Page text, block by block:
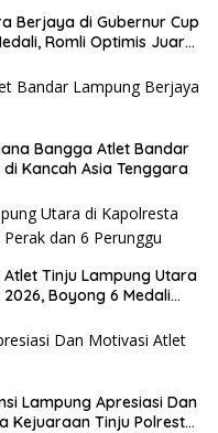
Berjaya di Gubernur Cup
Romli Optimis Juara
Bangga Atlet Bandar
Kancah Asia Tenggara
Atlet Tinju Lampung Utara
Boyong 6 Medali
Lampung Apresiasi Dan
Kejuaraan Tinju Polresta